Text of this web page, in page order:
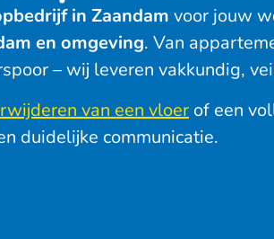
in Zaandam voor jouw
en omgeving. Van
– wij leveren vakkundig,
van een vloer of een
duidelijke communicatie.